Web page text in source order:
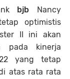
bjb Nancy
optimistis
II ini akan
pada kinerja
yang tetap
atas rata rata